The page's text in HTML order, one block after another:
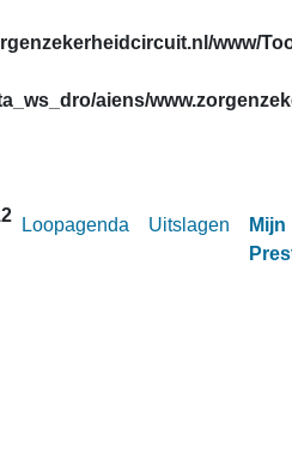
www/
aiens/
Loopagenda Uitslagen
Mijn